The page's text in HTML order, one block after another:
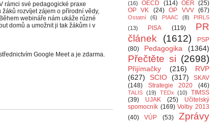
rámci své pedagogické praxe
rozvíjet zájem o přírodní vědy,
webináře nám ukáže různé
domů a umožnit ji tak žákům i v
Google Meet a je zdarma.
(16)
OECD (114) OER (25)
OP VK
(24) OP VVV (67)
Ostatní (6) PIAAC (8)
PIRLS
(13)
PISA (119)
PR
článek
(1612)
PSP
(80)
Pedagogika (1364)
Přečtěte si (2698)
Přijímačky (216)
RVP
(627)
SCIO (317)
SKAV
(148)
Strategie 2020 (46)
TALIS (19) TEDx (10)
TIMSS
(39)
UJAK (25)
Učitelský
spomocník (169) Volby 2013
(40)
VÚP (53)
Zprávy